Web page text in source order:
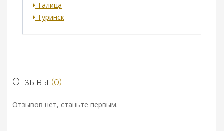
Талица
Туринск
Отзывы (0)
Отзывов нет, станьте первым.